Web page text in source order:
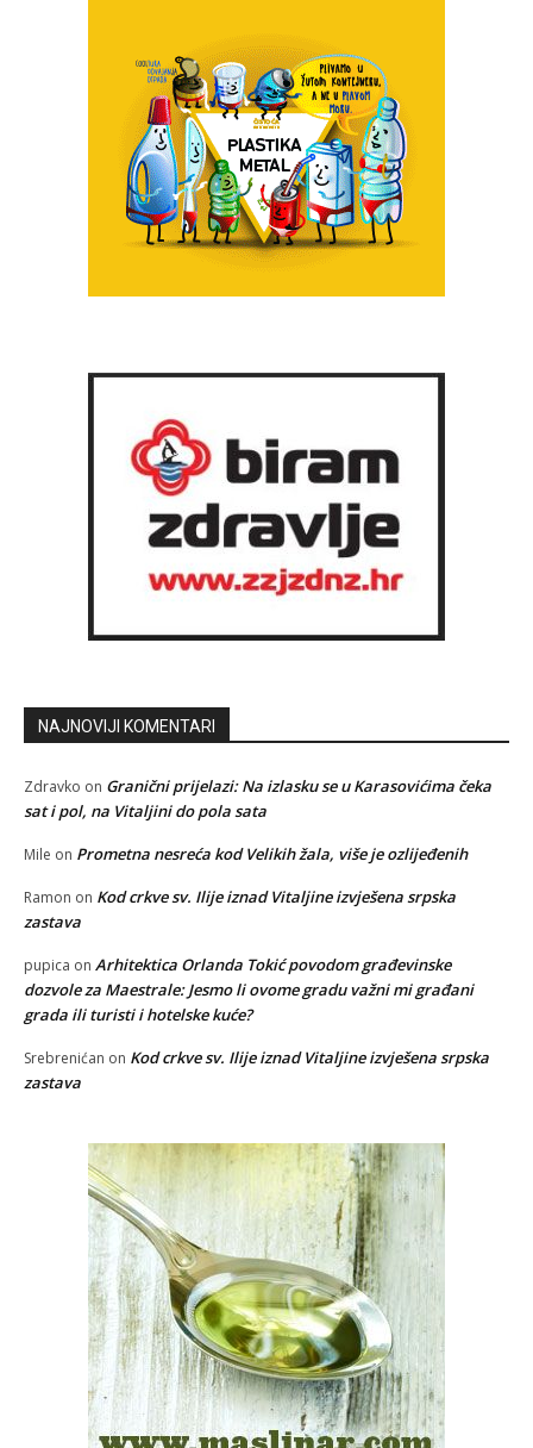
NAJNOVIJI KOMENTARI
Zdravko on Granični prijelazi: Na izlasku se u Karasovićima čeka
sat i pol, na Vitaljini do pola sata
Mile on Prometna nesreća kod Velikih žala, više je ozlijeđenih
Ramon on Kod crkve sv. Ilije iznad Vitaljine izvješena srpska
zastava
pupica on Arhitektica Orlanda Tokić povodom građevinske
dozvole za Maestrale: Jesmo li ovome gradu važni mi građani
grada ili turisti i hotelske kuće?
Srebrenićan on Kod crkve sv. Ilije iznad Vitaljine izvješena srpska
zastava